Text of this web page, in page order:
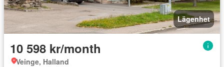
Lägenhet
10 598 kr/month
Veinge, Halland